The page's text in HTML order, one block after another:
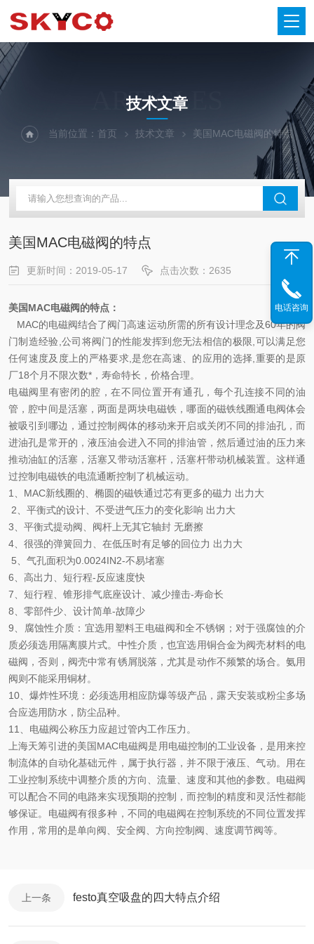
ARTICLES
技术文章
当前位置： 首页 技术文章 美国MAC电磁阀的特点
美国MAC电磁阀的特点
更新时间：2019-05-17 点击次数：2635
美国MAC电磁阀的特点：
MAC的电磁阀结合了阀门高速运动所需的所有设计理念及60年的阀
门制造经验,公司将阀门的性能发挥到您无法相信的极限,可以满足您
任何速度及度上的严格要求,是您在高速、的应用的选择,重要的是原
厂18个月不限次数*，寿命特长，价格合理。
电磁阀里有密闭的腔，在不同位置开有通孔，每个孔连接不同的油
管，腔中间是活塞，两面是两块电磁铁，哪面的磁铁线圈通电阀体会
被吸引到哪边，通过控制阀体的移动来开启或关闭不同的排油孔，而
进油孔是常开的，液压油会进入不同的排油管，然后通过油的压力来
推动油缸的活塞，活塞又带动活塞杆，活塞杆带动机械装置。这样通
过控制电磁铁的电流通断控制了机械运动。
1、MAC新线圈的、椭圆的磁铁通过芯有更多的磁力 出力大
2、平衡式的设计、不受进气压力的变化影响 出力大
3、平衡式提动阀、阀杆上无其它轴封 无磨擦
4、很强的弹簧回力、在低压时有足够的回位力 出力大
5、气孔面积为0.0024IN2-不易堵塞
6、高出力、短行程-反应速度快
7、短行程、锥形排气底座设计、减少撞击-寿命长
8、零部件少、设计简单-故障少
9、腐蚀性介质：宜选用塑料王电磁阀和全不锈钢；对于强腐蚀的介
质必须选用隔离膜片式。中性介质，也宜选用铜合金为阀壳材料的电
磁阀，否则，阀壳中常有锈屑脱落，尤其是动作不频繁的场合。氨用
阀则不能采用铜材。
10、爆炸性环境：必须选用相应防爆等级产品，露天安装或粉尘多场
合应选用防水，防尘品种。
11、电磁阀公称压力应超过管内工作压力。
上海天筹引进的美国MAC电磁阀是用电磁控制的工业设备，是用来控
制流体的自动化基础元件，属于执行器，并不限于液压、气动。用在
工业控制系统中调整介质的方向、流量、速度和其他的参数。电磁阀
可以配合不同的电路来实现预期的控制，而控制的精度和灵活性都能
够保证。电磁阀有很多种，不同的电磁阀在控制系统的不同位置发挥
作用，常用的是单向阀、安全阀、方向控制阀、速度调节阀等。
上一条 festo真空吸盘的四大特点介绍
电话咨询